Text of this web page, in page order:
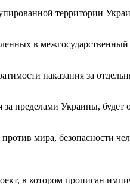
территории
в
наказания за
пределами Украины, будет
мира, безопасности
в котором прописан